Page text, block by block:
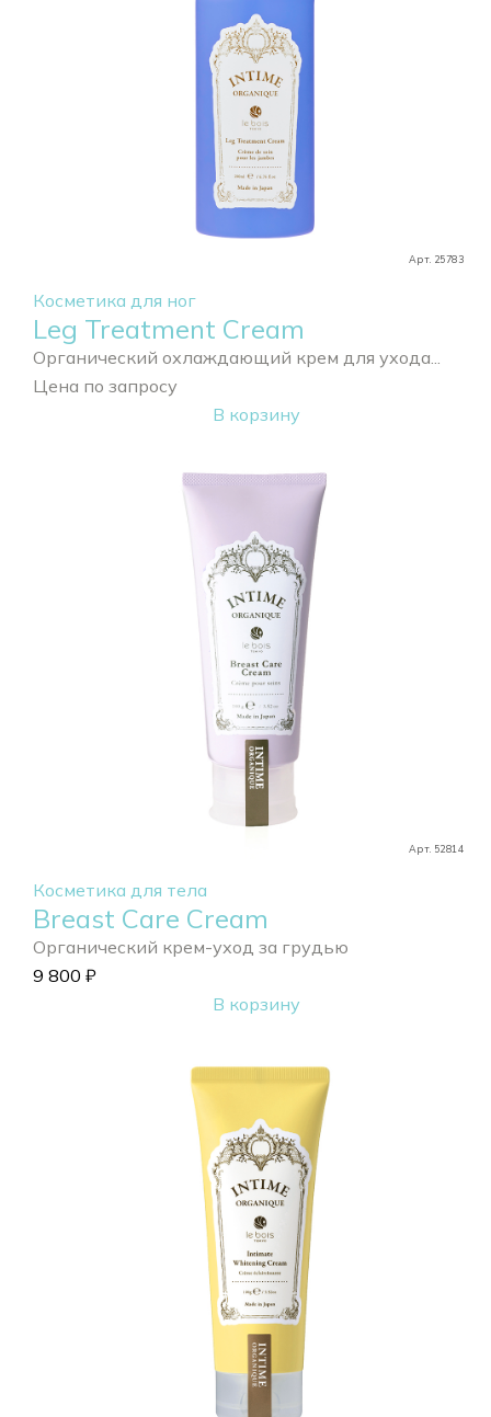
Арт. 25783
Косметика для ног
Leg Treatment Cream
Органический охлаждающий крем для ухода...
Цена по запросу
В корзину
Арт. 52814
Косметика для тела
Breast Care Cream
Органический крем-уход за грудью
9 800 ₽
В корзину